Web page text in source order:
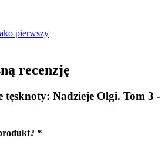
pierwszy
recenzję
tęsknoty: Nadzieje Olgi. Tom 3 -
*